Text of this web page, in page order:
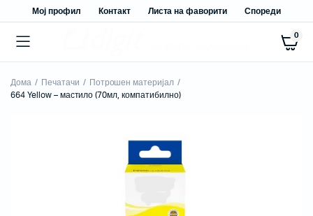
Мој профил Контакт Листа на фаворити Спореди
0
Дома Печатачи
Потрошен материјал
664 Yellow – мастило (70мл, компатибилно)